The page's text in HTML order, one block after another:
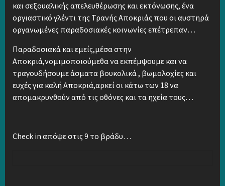
και σεξουαλικής απελευθέρωσης και εκτόνωσης, ένα
οργιαστικό γλέντι της Τρανής Αποκριάς που οι αυστηρά
οργανωμένες παραδοσιακές κοινωνίες επέτρεπαν…
Παραδοσιακά και εμείς,μέσα στην
Αποκριά,νομιμοποιούμεθα να εκπέμψουμε και να
τραγουδήσουμε άσματα βουκολικά , βωμολοχίες και
ευχές για καλή Αποκριά,αρκεί οι κάτω των 18 να
απομακρυνθούν από τις οθόνες και τα ηχεία τους…
Check in απόψε στις 9 το βράδυ…